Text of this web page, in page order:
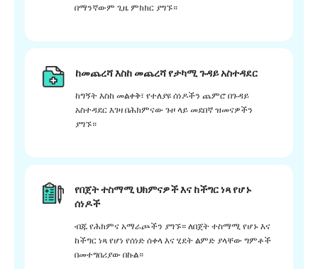
በማንኛውም ጊዜ ምክክር ያግኙ።
ከመጨረሻ እስከ መጨረሻ የታካሚ ጉዳይ አስተዳደር
ከግኝት እስከ መልቀቅ፣ የተለያዩ ሰነዶችን ጨምሮ በጉዳይ
አስተዳደር እገዛ በሕክምናው ጉዞ ላይ መደበኛ ዝመናዎችን
ያግኙ።
የበጀት ተስማሚ ህክምናዎች እና ከችግር ነጻ የሆኑ
ሰነዶች
ብጁ የሕክምና አማራጮችን ያግኙ። ለበጀት ተስማሚ የሆኑ እና
ከችግር ነጻ የሆነ የሰነድ ሰቀላ እና ሂደት ልምድ ያላቸው ግምቶች
በመተግበሪያው በኩል።